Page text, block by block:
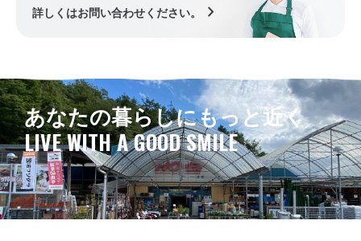
詳しくはお問い合わせください。 chevron_right
あなたの暮らしにもっと近く
LIVE WITH A GOOD SMILE